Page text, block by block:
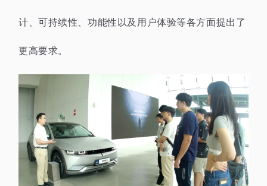
计、可持续性、功能性以及用户体验等各方面提出了
更高要求。